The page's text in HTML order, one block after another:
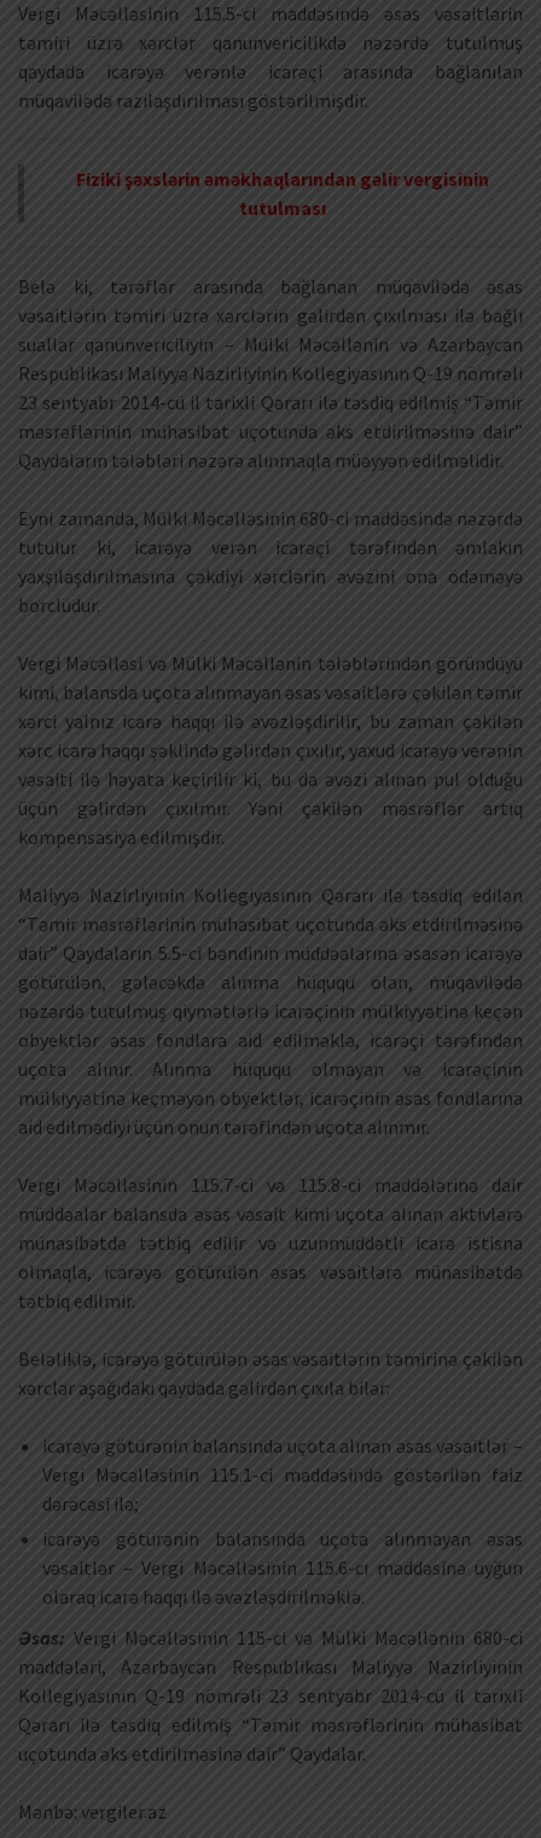
Vergi Məcəlləsinin 115.5-ci maddəsində əsas vəsaitlərin
təmiri üzrə xərclər qanunvericilikdə nəzərdə tutulmuş
qaydada icarəyə verənlə icarəçi arasında bağlanılan
müqavilədə razılaşdırılması göstərilmişdir.
Fiziki şəxslərin əməkhaqlarından gəlir vergisinin
tutulması
Belə ki, tərəflər arasında bağlanan müqavilədə əsas
vəsaitlərin təmiri üzrə xərclərin gəlirdən çıxılması ilə bağlı
suallar qanunvericiliyin – Mülki Məcəllənin və Azərbaycan
Respublikası Maliyyə Nazirliyinin Kollegiyasının Q-19 nömrəli
23 sentyabr 2014-cü il tarixli Qərarı ilə təsdiq edilmiş “Təmir
məsrəflərinin mühasibat uçotunda əks etdirilməsinə dair”
Qaydaların tələbləri nəzərə alınmaqla müəyyən edilməlidir.
Eyni zamanda, Mülki Məcəlləsinin 680-ci maddəsində nəzərdə
tutulur ki, icarəyə verən icarəçi tərəfindən əmlakın
yaxşılaşdırılmasına çəkdiyi xərclərin əvəzini ona ödəməyə
borcludur.
Vergi Məcəlləsi və Mülki Məcəllənin tələblərindən göründüyü
kimi, balansda uçota alınmayan əsas vəsaitlərə çəkilən təmir
xərci yalnız icarə haqqı ilə əvəzləşdirilir, bu zaman çəkilən
xərc icarə haqqı şəklində gəlirdən çıxılır, yaxud icarəyə verənin
vəsaiti ilə həyata keçirilir ki, bu da əvəzi alınan pul olduğu
üçün gəlirdən çıxılmır. Yəni çəkilən məsrəflər artıq
kompensasiya edilmişdir.
Maliyyə Nazirliyinin Kollegiyasının Qərarı ilə təsdiq edilən
“Təmir məsrəflərinin mühasibat uçotunda əks etdirilməsinə
dair” Qaydaların 5.5-ci bəndinin müddəalarına əsasən icarəyə
götürülən, gələcəkdə alınma hüququ olan, müqavilədə
nəzərdə tutulmuş qiymətlərlə icarəçinin mülkiyyətinə keçən
obyektlər əsas fondlara aid edilməklə, icarəçi tərəfindən
uçota alınır. Alınma hüququ olmayan və icarəçinin
mülkiyyətinə keçməyən obyektlər, icarəçinin əsas fondlarına
aid edilmədiyi üçün onun tərəfindən uçota alınmır.
Vergi Məcəlləsinin 115.7-ci və 115.8-ci maddələrinə dair
müddəalar balansda əsas vəsait kimi uçota alınan aktivlərə
münasibətdə tətbiq edilir və uzunmüddətli icarə istisna
olmaqla, icarəyə götürülən əsas vəsaitlərə münasibətdə
tətbiq edilmir.
Beləliklə, icarəyə götürülən əsas vəsaitlərin təmirinə çəkilən
xərclər aşağıdakı qaydada gəlirdən çıxıla bilər:
icarəyə götürənin balansında uçota alınan əsas vəsaitlər –
Vergi Məcəlləsinin 115.1-ci maddəsində göstərilən faiz
dərəcəsi ilə;
icarəyə götürənin balansında uçota alınmayan əsas
vəsaitlər – Vergi Məcəlləsinin 115.6-cı maddəsinə uyğun
olaraq icarə haqqı ilə əvəzləşdirilməklə.
Əsas: Vergi Məcəlləsinin 115-ci və Mülki Məcəllənin 680-ci
maddələri, Azərbaycan Respublikası Maliyyə Nazirliyinin
Kollegiyasının Q-19 nömrəli 23 sentyabr 2014-cü il tarixli
Qərarı ilə təsdiq edilmiş “Təmir məsrəflərinin mühasibat
uçotunda əks etdirilməsinə dair” Qaydalar.
Mənbə: vergiler.az